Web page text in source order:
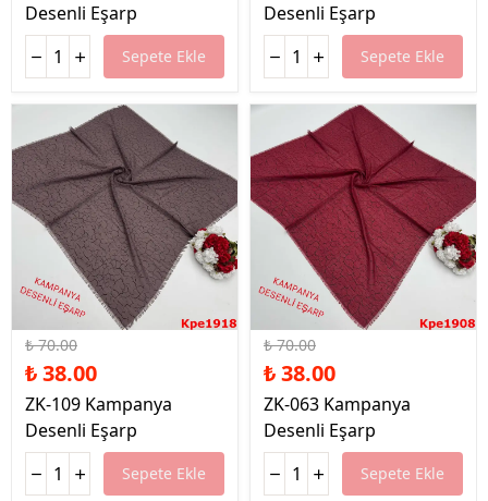
Desenli Eşarp
Sepete Ekle
Desenli Eşarp
Sepete Ekle
%46 İndirim
₺ 70.00
₺ 38.00
ZK-109 Kampanya
Desenli Eşarp
Sepete Ekle
%46 İndirim
₺ 70.00
₺ 38.00
ZK-063 Kampanya
Desenli Eşarp
Sepete Ekle